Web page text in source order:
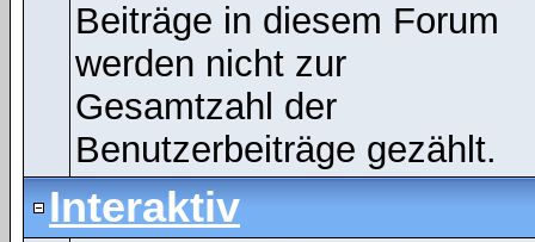
Beiträge in diesem Forum
werden nicht zur
Gesamtzahl der
Benutzerbeiträge gezählt.
Interaktiv